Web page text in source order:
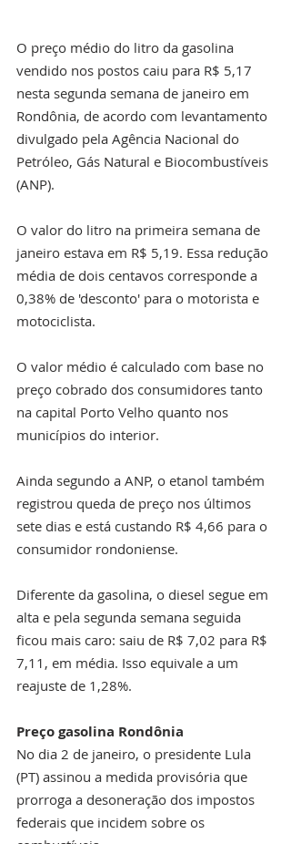
O preço médio do litro da gasolina
vendido nos postos caiu para R$ 5,17
nesta segunda semana de janeiro em
Rondônia, de acordo com levantamento
divulgado pela Agência Nacional do
Petróleo, Gás Natural e Biocombustíveis
(ANP).
O valor do litro na primeira semana de
janeiro estava em R$ 5,19. Essa redução
média de dois centavos corresponde a
0,38% de 'desconto' para o motorista e
motociclista.
O valor médio é calculado com base no
preço cobrado dos consumidores tanto
na capital Porto Velho quanto nos
municípios do interior.
Ainda segundo a ANP, o etanol também
registrou queda de preço nos últimos
sete dias e está custando R$ 4,66 para o
consumidor rondoniense.
Diferente da gasolina, o diesel segue em
alta e pela segunda semana seguida
ficou mais caro: saiu de R$ 7,02 para R$
7,11, em média. Isso equivale a um
reajuste de 1,28%.
Preço gasolina Rondônia
No dia 2 de janeiro, o presidente Lula
(PT) assinou a medida provisória que
prorroga a desoneração dos impostos
federais que incidem sobre os